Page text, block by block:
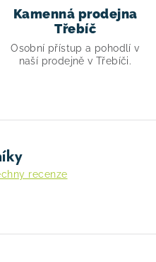
Kamenná prodejna
Třebíč
Osobní přístup a pohodlí v
naší prodejně v Třebíči.
recenze